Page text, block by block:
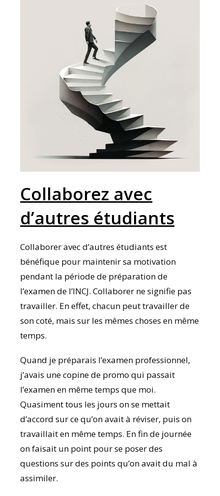
Collaborez avec
d’autres étudiants
Collaborer avec d’autres étudiants est
bénéfique pour maintenir sa motivation
pendant la période de préparation de
l’examen de l’INCJ. Collaborer ne signifie pas
travailler. En effet, chacun peut travailler de
son coté, mais sur les mêmes choses en même
temps.
Quand je préparais l’examen professionnel,
j’avais une copine de promo qui passait
l’examen en même temps que moi.
Quasiment tous les jours on se mettait
d’accord sur ce qu’on avait à réviser, puis on
travaillait en même temps. En fin de journée
on faisait un point pour se poser des
questions sur des points qu’on avait du mal à
assimiler.